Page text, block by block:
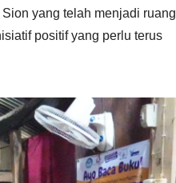
yang telah menjadi ruang
positif yang perlu terus